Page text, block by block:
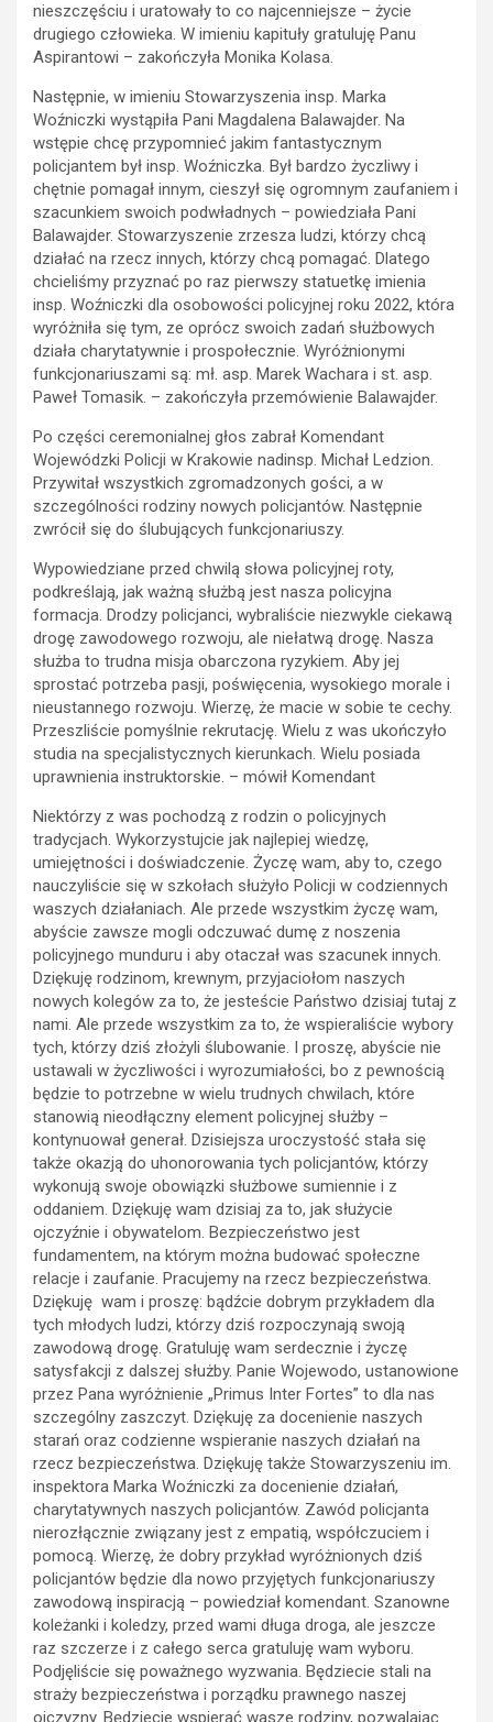
nieszczęściu i uratowały to co najcenniejsze – życie
drugiego człowieka. W imieniu kapituły gratuluję Panu
Aspirantowi – zakończyła Monika Kolasa.
Następnie, w imieniu Stowarzyszenia insp. Marka
Woźniczki wystąpiła Pani Magdalena Balawajder. Na
wstępie chcę przypomnieć jakim fantastycznym
policjantem był insp. Woźniczka. Był bardzo życzliwy i
chętnie pomagał innym, cieszył się ogromnym zaufaniem i
szacunkiem swoich podwładnych – powiedziała Pani
Balawajder. Stowarzyszenie zrzesza ludzi, którzy chcą
działać na rzecz innych, którzy chcą pomagać. Dlatego
chcieliśmy przyznać po raz pierwszy statuetkę imienia
insp. Woźniczki dla osobowości policyjnej roku 2022, która
wyróżniła się tym, ze oprócz swoich zadań służbowych
działa charytatywnie i prospołecznie. Wyróżnionymi
funkcjonariuszami są: mł. asp. Marek Wachara i st. asp.
Paweł Tomasik. – zakończyła przemówienie Balawajder.
Po części ceremonialnej głos zabrał Komendant
Wojewódzki Policji w Krakowie nadinsp. Michał Ledzion.
Przywitał wszystkich zgromadzonych gości, a w
szczególności rodziny nowych policjantów. Następnie
zwrócił się do ślubujących funkcjonariuszy.
Wypowiedziane przed chwilą słowa policyjnej roty,
podkreślają, jak ważną służbą jest nasza policyjna
formacja. Drodzy policjanci, wybraliście niezwykle ciekawą
drogę zawodowego rozwoju, ale niełatwą drogę. Nasza
służba to trudna misja obarczona ryzykiem. Aby jej
sprostać potrzeba pasji, poświęcenia, wysokiego morale i
nieustannego rozwoju. Wierzę, że macie w sobie te cechy.
Przeszliście pomyślnie rekrutację. Wielu z was ukończyło
studia na specjalistycznych kierunkach. Wielu posiada
uprawnienia instruktorskie. – mówił Komendant
Niektórzy z was pochodzą z rodzin o policyjnych
tradycjach. Wykorzystujcie jak najlepiej wiedzę,
umiejętności i doświadczenie. Życzę wam, aby to, czego
nauczyliście się w szkołach służyło Policji w codziennych
waszych działaniach. Ale przede wszystkim życzę wam,
abyście zawsze mogli odczuwać dumę z noszenia
policyjnego munduru i aby otaczał was szacunek innych.
Dziękuję rodzinom, krewnym, przyjaciołom naszych
nowych kolegów za to, że jesteście Państwo dzisiaj tutaj z
nami. Ale przede wszystkim za to, że wspieraliście wybory
tych, którzy dziś złożyli ślubowanie. I proszę, abyście nie
ustawali w życzliwości i wyrozumiałości, bo z pewnością
będzie to potrzebne w wielu trudnych chwilach, które
stanowią nieodłączny element policyjnej służby –
kontynuował generał. Dzisiejsza uroczystość stała się
także okazją do uhonorowania tych policjantów, którzy
wykonują swoje obowiązki służbowe sumiennie i z
oddaniem. Dziękuję wam dzisiaj za to, jak służycie
ojczyźnie i obywatelom. Bezpieczeństwo jest
fundamentem, na którym można budować społeczne
relacje i zaufanie. Pracujemy na rzecz bezpieczeństwa.
Dziękuję wam i proszę: bądźcie dobrym przykładem dla
tych młodych ludzi, którzy dziś rozpoczynają swoją
zawodową drogę. Gratuluję wam serdecznie i życzę
satysfakcji z dalszej służby. Panie Wojewodo, ustanowione
przez Pana wyróżnienie „Primus Inter Fortes” to dla nas
szczególny zaszczyt. Dziękuję za docenienie naszych
starań oraz codzienne wspieranie naszych działań na
rzecz bezpieczeństwa. Dziękuję także Stowarzyszeniu im.
inspektora Marka Woźniczki za docenienie działań,
charytatywnych naszych policjantów. Zawód policjanta
nierozłącznie związany jest z empatią, współczuciem i
pomocą. Wierzę, że dobry przykład wyróżnionych dziś
policjantów będzie dla nowo przyjętych funkcjonariuszy
zawodową inspiracją – powiedział komendant. Szanowne
koleżanki i koledzy, przed wami długa droga, ale jeszcze
raz szczerze i z całego serca gratuluję wam wyboru.
Podjęliście się poważnego wyzwania. Będziecie stali na
straży bezpieczeństwa i porządku prawnego naszej
ojczyzny. Będziecie wspierać wasze rodziny, pozwalając